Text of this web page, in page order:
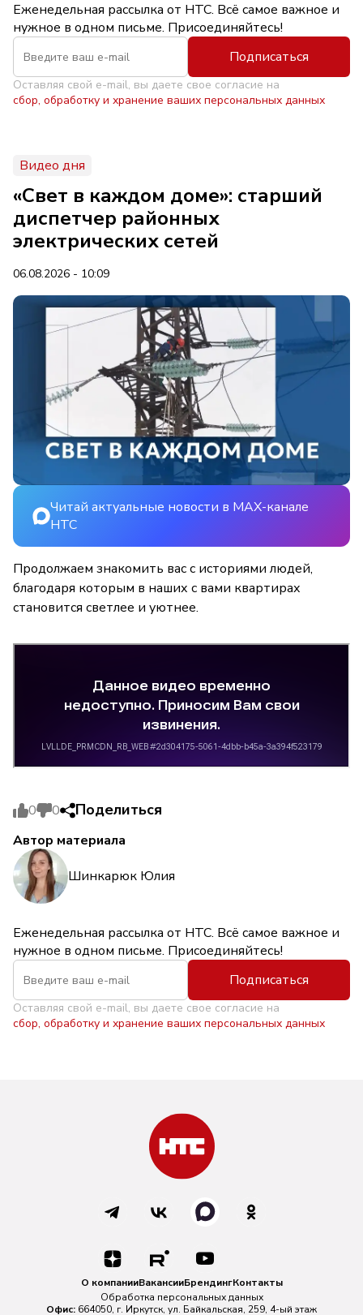
Еженедельная рассылка от НТС. Всё самое важное и
нужное в одном письме. Присоединяйтесь!
Подписаться
Оставляя свой e-mail, вы даете свое согласие на
сбор, обработку и хранение ваших персональных данных
Видео дня
«Свет в каждом доме»: старший
диспетчер районных
электрических сетей
06.08.2026 - 10:09
Читай актуальные новости в MAX-канале
НТС
Продолжаем знакомить вас с историями людей,
благодаря которым в наших с вами квартирах
становится светлее и уютнее.
0 0 Поделиться
Автор материала
Шинкарюк Юлия
Еженедельная рассылка от НТС. Всё самое важное и
нужное в одном письме. Присоединяйтесь!
Подписаться
Оставляя свой e-mail, вы даете свое согласие на
сбор, обработку и хранение ваших персональных данных
О компанииВакансииБрендингКонтакты
Обработка персональных данных
Офис: 664050, г. Иркутск, ул. Байкальская, 259, 4-ый этаж